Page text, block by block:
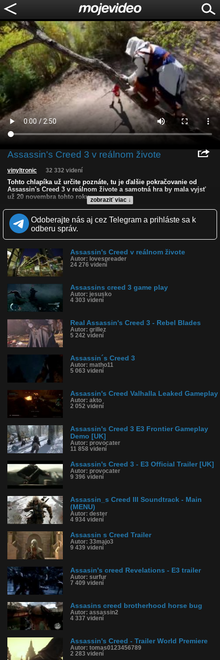
Assassin's Creed 3 v reálnom živote
zobraziť viac ↓
vinyltronic 32 332 videní
Tohto chlapíka už určite poznáte, tu je ďalšie pokračovanie od
Assassin's Creed 3 v reálnom živote a samotná hra by mala vyjsť
už 20 novembra tohto roku.
Kvalita:
Zverejnené: 5.11.2012 1:18
Páči sa: 82% (117 hlasov)
Dľžka: 2:50
Kategória: film a tv
Tagy: assasins creed, real, krátky film
História sledovanosti videa:
Odoberajte nás aj cez Telegram a prihláste sa k
odberu správ.
Assassin's Creed v reálnom živote
Autor: lovespreader
24 276 videní
Assassins creed 3 game play
Autor: jesusko
4 303 videní
Real Assassin's Creed 3 - Rebel Blades
Autor: grillez
5 242 videní
Assassin´s Creed 3
Autor: matho11
5 063 videní
Assassin's Creed Valhalla Leaked Gameplay
Autor: akto
2 052 videní
Assassin's Creed 3 E3 Frontier Gameplay
Demo [UK]
Autor: provocater
11 858 videní
Assassin's Creed 3 - E3 Official Trailer [UK]
Autor: provocater
9 396 videní
Assassin_s Creed III Soundtrack - Main
(MENU)
Autor: dester
4 934 videní
Assassin s Creed Trailer
Autor: 33majo3
9 439 videní
Assasin's creed Revelations - E3 trailer
Autor: surfur
7 409 videní
Assasins creed brotherhood horse bug
Autor: assassin2
4 337 videní
Assassin's Creed - Trailer World Premiere
Autor: tomas0123456789
2 283 videní